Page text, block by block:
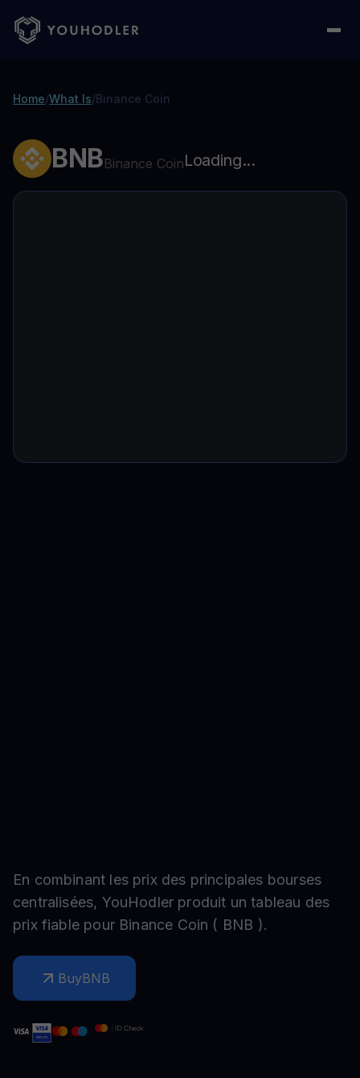
Home/What Is/Binance Coin
BNBBinance CoinLoading...
En combinant les prix des principales bourses
centralisées, YouHodler produit un tableau des
prix fiable pour Binance Coin ( BNB ).
BuyBNB